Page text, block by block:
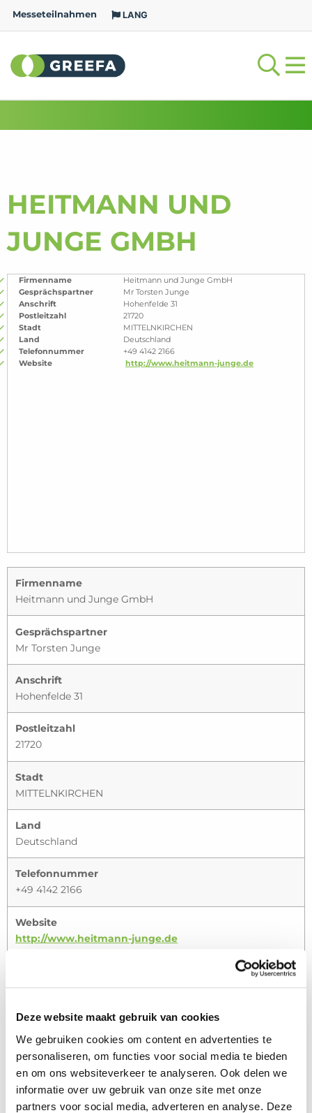
Deze website maakt gebruik van cookies
We gebruiken cookies om content en advertenties te
personaliseren, om functies voor social media te bieden
en om ons websiteverkeer te analyseren. Ook delen we
informatie over uw gebruik van onze site met onze
partners voor social media, adverteren en analyse. Deze
Messeteilnahmen LANG
HEITMANN UND
JUNGE GMBH
Firmenname
Heitmann und Junge GmbH
Gesprächspartner
Mr Torsten Junge
Anschrift
Hohenfelde 31
Postleitzahl
21720
Stadt
MITTELNKIRCHEN
Land
Deutschland
Telefonnummer
+49 4142 2166
Website
http://www.heitmann-junge.de
Firmenname
Heitmann und Junge GmbH
Gesprächspartner
Mr Torsten Junge
Anschrift
Hohenfelde 31
Postleitzahl
21720
Stadt
MITTELNKIRCHEN
Land
Deutschland
Telefonnummer
+49 4142 2166
Website
http://www.heitmann-junge.de
Ihren Händler zu kontaktieren
Name *
Firmenname